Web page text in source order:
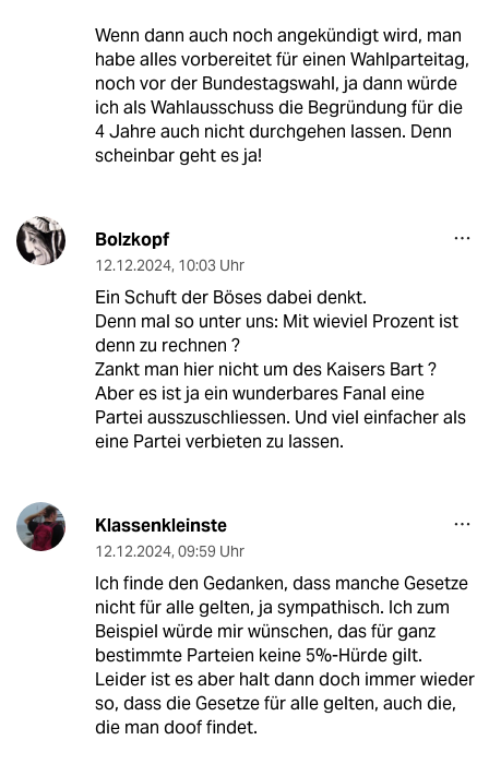
Wenn dann auch noch angekündigt wird, man
habe alles vorbereitet für einen Wahlparteitag,
noch vor der Bundestagswahl, ja dann würde
ich als Wahlausschuss die Begründung für die
4 Jahre auch nicht durchgehen lassen. Denn
scheinbar geht es ja!
Bolzkopf
12.12.2024, 10:03 Uhr
Ein Schuft der Böses dabei denkt.
Denn mal so unter uns: Mit wieviel Prozent ist
denn zu rechnen ?
Zankt man hier nicht um des Kaisers Bart ?
Aber es ist ja ein wunderbares Fanal eine
Partei ausszuschliessen. Und viel einfacher als
eine Partei verbieten zu lassen.
Klassenkleinste
12.12.2024, 09:59 Uhr
Ich finde den Gedanken, dass manche Gesetze
nicht für alle gelten, ja sympathisch. Ich zum
Beispiel würde mir wünschen, das für ganz
bestimmte Parteien keine 5%-Hürde gilt.
Leider ist es aber halt dann doch immer wieder
so, dass die Gesetze für alle gelten, auch die,
die man doof findet.